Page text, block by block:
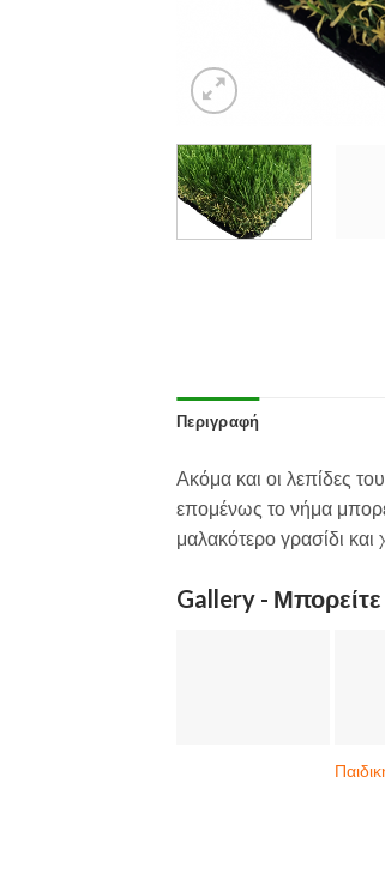
Περιγραφή
Ακόμα και οι λεπίδες
επομένως το νήμα
μαλακότερο γρασίδι και
Gallery - Μπορείτε